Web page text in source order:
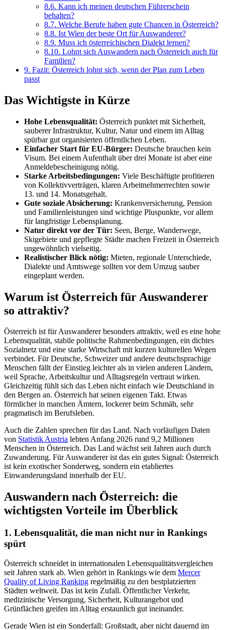
8.6. Kann ich meinen deutschen Führerschein
behalten?
8.7. Welche Berufe haben gute Chancen in Österreich?
8.8. Ist Wien der beste Ort für Auswanderer?
8.9. Muss ich österreichischen Dialekt lernen?
8.10. Lohnt sich Auswandern nach Österreich auch für
Familien?
9. Fazit: Österreich lohnt sich, wenn der Plan zum Leben
passt
Das Wichtigste in Kürze
Hohe Lebensqualität: Österreich punktet mit Sicherheit,
sauberer Infrastruktur, Kultur, Natur und einem im Alltag
spürbar gut organisierten öffentlichen Leben.
Einfacher Start für EU-Bürger: Deutsche brauchen kein
Visum. Bei einem Aufenthalt über drei Monate ist aber eine
Anmeldebescheinigung nötig.
Starke Arbeitsbedingungen: Viele Beschäftigte profitieren
von Kollektivverträgen, klaren Arbeitnehmerrechten sowie
13. und 14. Monatsgehalt.
Gute soziale Absicherung: Krankenversicherung, Pension
und Familienleistungen sind wichtige Pluspunkte, vor allem
für langfristige Lebensplanung.
Natur direkt vor der Tür: Seen, Berge, Wanderwege,
Skigebiete und gepflegte Städte machen Freizeit in Österreich
ungewöhnlich vielseitig.
Realistischer Blick nötig: Mieten, regionale Unterschiede,
Dialekte und Amtswege sollten vor dem Umzug sauber
eingeplant werden.
Warum ist Österreich für Auswanderer
so attraktiv?
Österreich ist für Auswanderer besonders attraktiv, weil es eine hohe
Lebensqualität, stabile politische Rahmenbedingungen, ein dichtes
Sozialnetz und eine starke Wirtschaft mit kurzen kulturellen Wegen
verbindet. Für Deutsche, Schweizer und andere deutschsprachige
Menschen fällt der Einstieg leichter als in vielen anderen Ländern,
weil Sprache, Arbeitskultur und Alltagsregeln vertraut wirken.
Gleichzeitig fühlt sich das Leben nicht einfach wie Deutschland in
den Bergen an. Österreich hat seinen eigenen Takt. Etwas
förmlicher in manchen Ämtern, lockerer beim Schmäh, sehr
pragmatisch im Berufsleben.
Auch die Zahlen sprechen für das Land. Nach vorläufigen Daten
von Statistik Austria lebten Anfang 2026 rund 9,2 Millionen
Menschen in Österreich. Das Land wächst seit Jahren auch durch
Zuwanderung. Für Auswanderer ist das ein gutes Signal: Österreich
ist kein exotischer Sonderweg, sondern ein etabliertes
Einwanderungsland innerhalb der EU.
Auswandern nach Österreich: die
wichtigsten Vorteile im Überblick
1. Lebensqualität, die man nicht nur in Rankings
spürt
Österreich schneidet in internationalen Lebensqualitätsvergleichen
seit Jahren stark ab. Wien gehört in Rankings wie dem Mercer
Quality of Living Ranking regelmäßig zu den bestplatzierten
Städten weltweit. Das ist kein Zufall. Öffentlicher Verkehr,
medizinische Versorgung, Sicherheit, Kulturangebot und
Grünflächen greifen im Alltag erstaunlich gut ineinander.
Gerade Wien ist ein Sonderfall: Großstadt, aber nicht dauernd im